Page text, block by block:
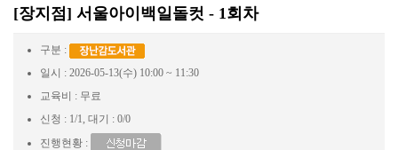
[장지점] 서울아이백일돌컷 - 1회차
구분 :
일시 : 2026-05-13(수) 10:00 ~ 11:30
교육비 : 무료
신청 : 1/1, 대기 : 0/0
진행현황 :